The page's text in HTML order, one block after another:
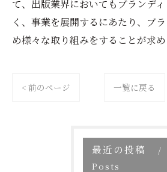
て、出版業界においてもブランデ
く、事業を展開するにあたり、ブ
め様々な取り組みをすることが求め
< 前のページ 一覧に戻る
最近の投稿
Posts